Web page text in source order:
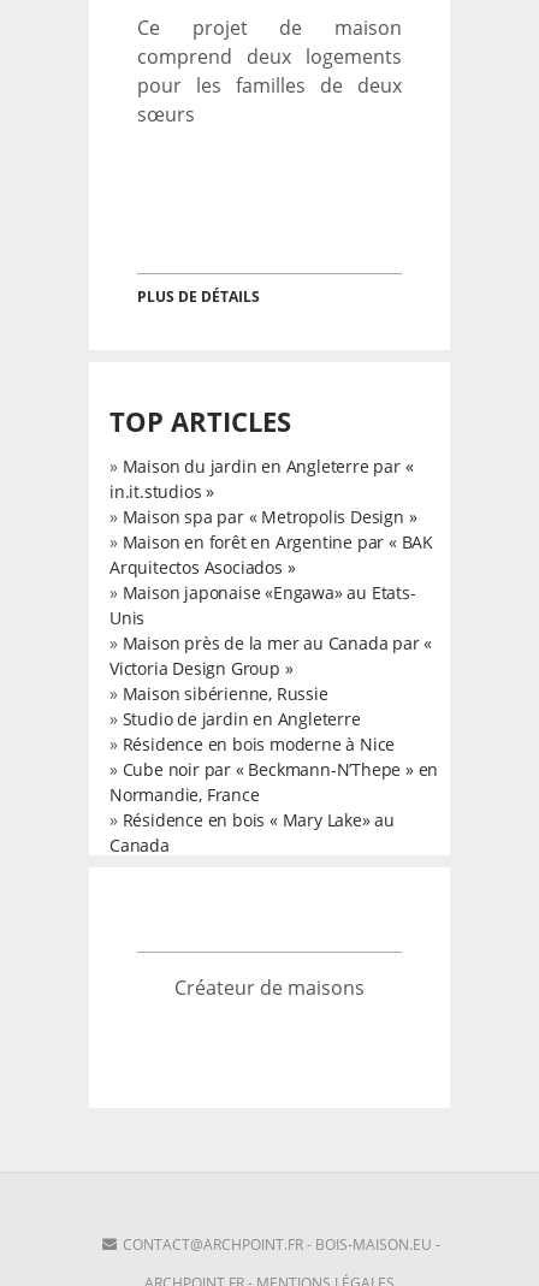
Ce projet de maison
comprend deux logements
pour les familles de deux
sœurs
PLUS DE DÉTAILS
TOP ARTICLES
» Maison du jardin en Angleterre par «
in.it.studios »
» Maison spa par « Metropolis Design »
» Maison en forêt en Argentine par « BAK
Arquitectos Asociados »
» Maison japonaise «Engawa» au Etats-
Unis
» Maison près de la mer au Canada par «
Victoria Design Group »
» Maison sibérienne, Russie
» Studio de jardin en Angleterre
» Résidence en bois moderne à Nice
» Cube noir par « Beckmann-N’Thepe » en
Normandie, France
» Résidence en bois « Mary Lake» au
Canada
Créateur de maisons
CONTACT@ARCHPOINT.FR- BOIS-MAISON.EU -